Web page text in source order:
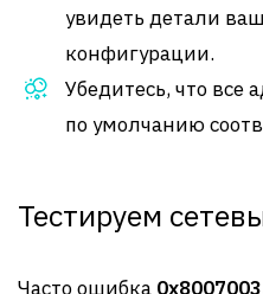
увидеть детали
конфигурации.
Убедитесь, что все
по умолчанию
Тестируем
Часто ошибка